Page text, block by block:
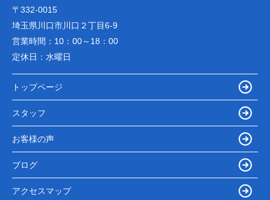
〒332-0015
埼玉県川口市川口２丁目6-9
営業時間： 10：00～18：00
定休日： 水曜日
トップページ
スタッフ
お客様の声
ブログ
アクセスマップ